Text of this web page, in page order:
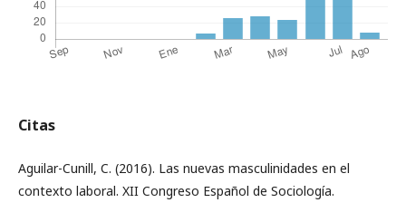
Citas
Aguilar-Cunill, C. (2016). Las nuevas masculinidades en el
contexto laboral. XII Congreso Español de Sociología.